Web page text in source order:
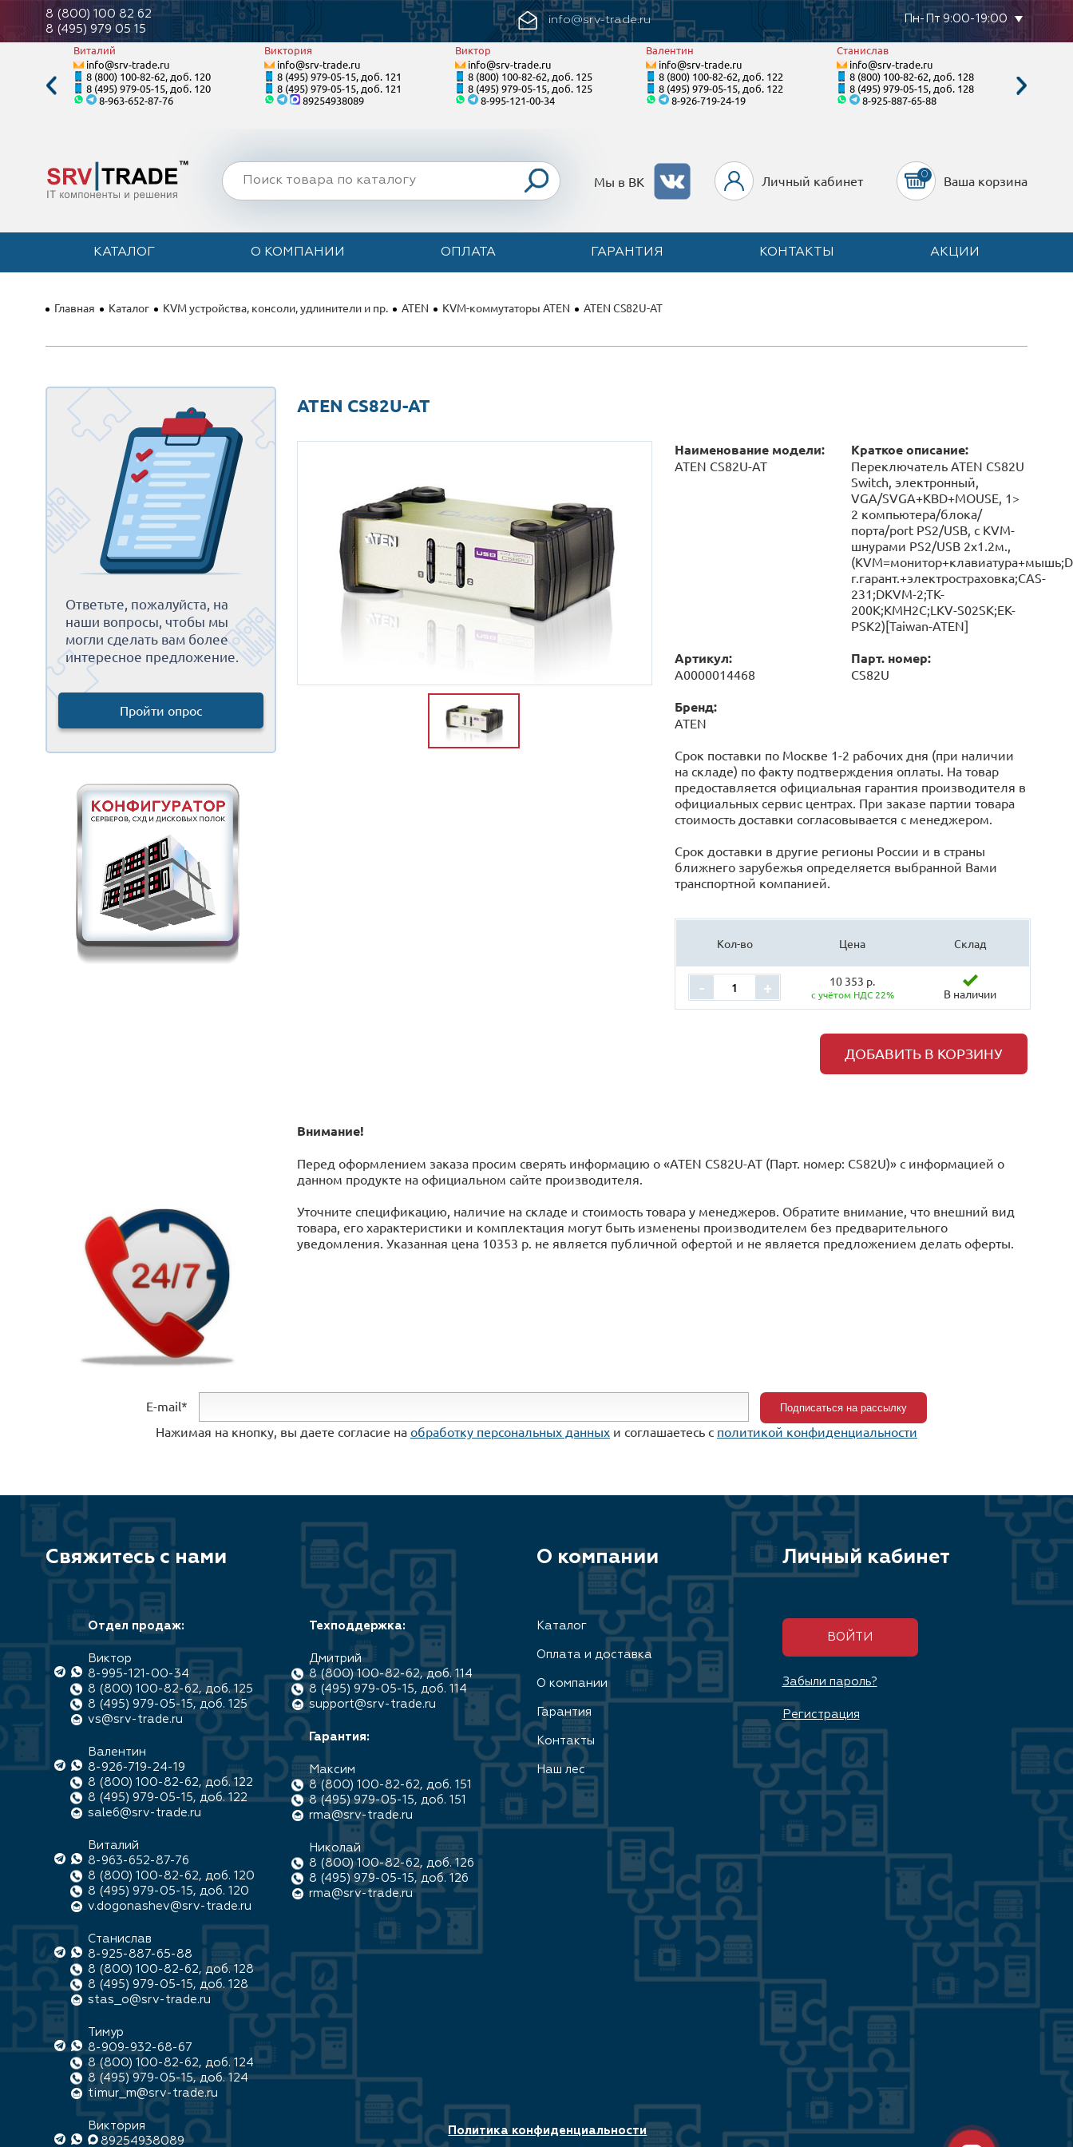
8 (800) 100 82 62
8 (495) 979 05 15
info@srv-trade.ru Пн-Пт 9:00-19:00
Виталий
info@srv-trade.ru
8 (800) 100-82-62, доб. 120
8 (495) 979-05-15, доб. 120
8-963-652-87-76
Виктория
info@srv-trade.ru
8 (495) 979-05-15, доб. 121
8 (495) 979-05-15, доб. 121
89254938089
Виктор
info@srv-trade.ru
8 (800) 100-82-62, доб. 125
8 (495) 979-05-15, доб. 125
8-995-121-00-34
Валентин
info@srv-trade.ru
8 (800) 100-82-62, доб. 122
8 (495) 979-05-15, доб. 122
8-926-719-24-19
Станислав
info@srv-trade.ru
8 (800) 100-82-62, доб. 128
8 (495) 979-05-15, доб. 128
8-925-887-65-88
КАТАЛОГ О КОМПАНИИ ОПЛАТА ГАРАНТИЯ КОНТАКТЫ АКЦИИ
Мы в ВК Личный кабинет 0 Ваша корзина
Главная Каталог KVM устройства, консоли, удлинители и пр. ATEN KVM-коммутаторы ATEN ATEN CS82U-AT
Ответьте, пожалуйста, на
наши вопросы, чтобы мы
могли сделать вам более
интересное предложение.
Пройти опрос
ATEN CS82U-AT
Наименование модели:
ATEN CS82U-AT
Краткое описание:
Переключатель ATEN CS82U
Switch, электронный,
VGA/SVGA+KBD+MOUSE, 1>
2 компьютера/блока/
порта/port PS2/USB, с KVM-
шнурами PS2/USB 2х1.2м.,
г.гарант.+электростраховка;CAS-
231;DKVM-2;TK-
200K;KMH2C;LKV-S02SK;EK-
PSK2)[Taiwan-ATEN]
Артикул:
А0000014468
Парт. номер:
CS82U
Бренд:
ATEN
Срок поставки по Москве 1-2 рабочих дня (при наличии
на складе) по факту подтверждения оплаты. На товар
предоставляется официальная гарантия производителя в
официальных сервис центрах. При заказе партии товара
стоимость доставки согласовывается с менеджером.
Срок доставки в другие регионы России и в страны
ближнего зарубежья определяется выбранной Вами
транспортной компанией.
Кол-во Цена Склад
- + 10 353 р.
с учётом НДС 22% В наличии
ДОБАВИТЬ В КОРЗИНУ
Внимание!
Перед оформлением заказа просим сверять информацию о «ATEN CS82U-AT (Парт. номер: CS82U)» с информацией o
данном продукте на официальном сайте производителя.
Уточните спецификацию, наличие на складе и стоимость товара у менеджеров. Обратите внимание, что внешний вид
товара, его характеристики и комплектация могут быть изменены производителем без предварительного
уведомления. Указанная цена 10353 р. не является публичной офертой и не является предложением делать оферты.
E-mail*
Нажимая на кнопку, вы даете согласие на обработку персональных данных и соглашаетесь c политикой конфиденциальности
Свяжитесь с нами
Отдел продаж:
Виктор
8-995-121-00-34
8 (800) 100-82-62, доб. 125
8 (495) 979-05-15, доб. 125
vs@srv-trade.ru
Валентин
8-926-719-24-19
8 (800) 100-82-62, доб. 122
8 (495) 979-05-15, доб. 122
sale6@srv-trade.ru
Виталий
8-963-652-87-76
8 (800) 100-82-62, доб. 120
8 (495) 979-05-15, доб. 120
v.dogonashev@srv-trade.ru
Станислав
8-925-887-65-88
8 (800) 100-82-62, доб. 128
8 (495) 979-05-15, доб. 128
stas_o@srv-trade.ru
Тимур
8-909-932-68-67
8 (800) 100-82-62, доб. 124
8 (495) 979-05-15, доб. 124
timur_m@srv-trade.ru
Виктория
89254938089
Техподдержка:
Дмитрий
8 (800) 100-82-62, доб. 114
8 (495) 979-05-15, доб. 114
support@srv-trade.ru
Гарантия:
Максим
8 (800) 100-82-62, доб. 151
8 (495) 979-05-15, доб. 151
rma@srv-trade.ru
Николай
8 (800) 100-82-62, доб. 126
8 (495) 979-05-15, доб. 126
rma@srv-trade.ru
О компании
Каталог
Оплата и доставка
О компании
Гарантия
Контакты
Наш лес
Личный кабинет
ВОЙТИ
Забыли пароль?
Регистрация
Политика конфиденциальности